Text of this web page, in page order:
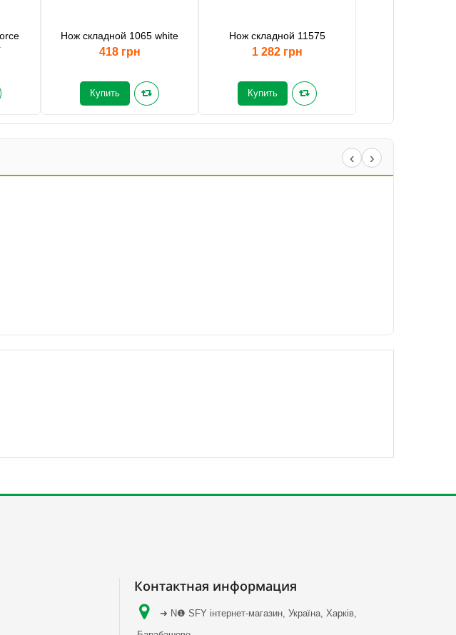
Нож складной 1065 white
418 грн
Купить
Нож складной 11575
1 282 грн
Купить
‹ ›
Контактная информация
➜ N❶ SFY інтернет-магазин, Україна, Харків,